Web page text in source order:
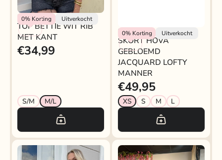
0% Korting Uitverkocht
Rokjeklokje
TOP BETTIE WIT RIB
MET KANT
€34,99
S/M M/L
0%Korting Uitverkocht
Lofty Manner
SKORT HOVA
GEBLOEMD
JACQUARD LOFTY
MANNER
€49,95
XS S M L